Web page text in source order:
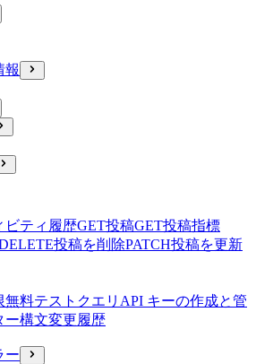
報
ビティ履歴GET投稿GET投稿指標
投稿を削除PATCH投稿を更新
無料テストクエリ API キーの作成と管
ー構文変更履歴
ー